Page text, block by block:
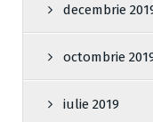
decembrie
octombrie
iulie 2019